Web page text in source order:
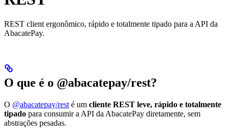
REST client ergonômico, rápido e totalmente tipado para a API da
AbacatePay.
O que é o @abacatepay/rest?
O @abacatepay/rest é um cliente REST leve, rápido e totalmente
tipado para consumir a API da AbacatePay diretamente, sem
abstrações pesadas.